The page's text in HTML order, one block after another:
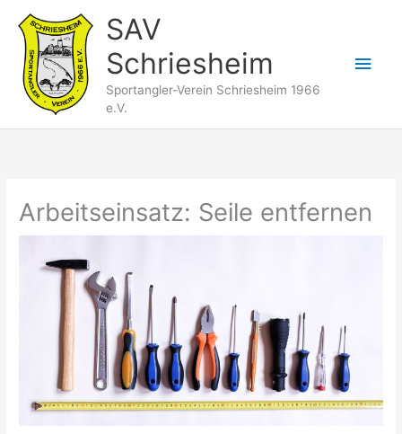
Inhalt
springen
SAV
Schriesheim
Sportangler-Verein Schriesheim 1966
e.V.
Arbeitseinsatz: Seile entfernen